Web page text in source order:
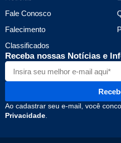
Fale Conosco
Falecimento
Classificados
Receba nossas Notícias e
Ao cadastrar seu e-mail, você
Privacidade